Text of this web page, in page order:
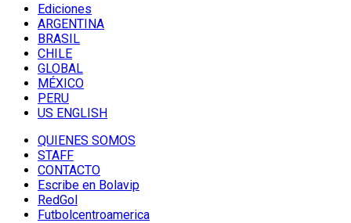
Ediciones
ARGENTINA
BRASIL
CHILE
GLOBAL
MÉXICO
PERU
US ENGLISH
QUIENES SOMOS
STAFF
CONTACTO
Escribe en Bolavip
RedGol
Futbolcentroamerica